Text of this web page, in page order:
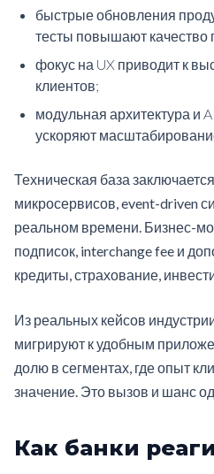
быстрые обновления
тесты повышают качество
фокус на UX приводит к
клиентов;
модульная архитектура и
ускоряют
Техническая база
микросервисов, event-driven
реальном времени. Бизнес-
подписок, interchange fee и
кредиты, страхование,
Из реальных кейсов
мигрируют к удобным
долю в сегментах, где опыт
значение. Это вызов и шанс
Как банки